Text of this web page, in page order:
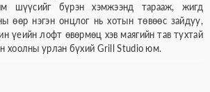
шүүсийг бүрэн хэмжээнд тарааж, жигд
өөр нэгэн онцлог нь хотын төвөөс зайдуу,
үеийн лофт өвөрмөц хэв маягийн тав тухтай
хоолны урлан бүхий Grill Studio юм.